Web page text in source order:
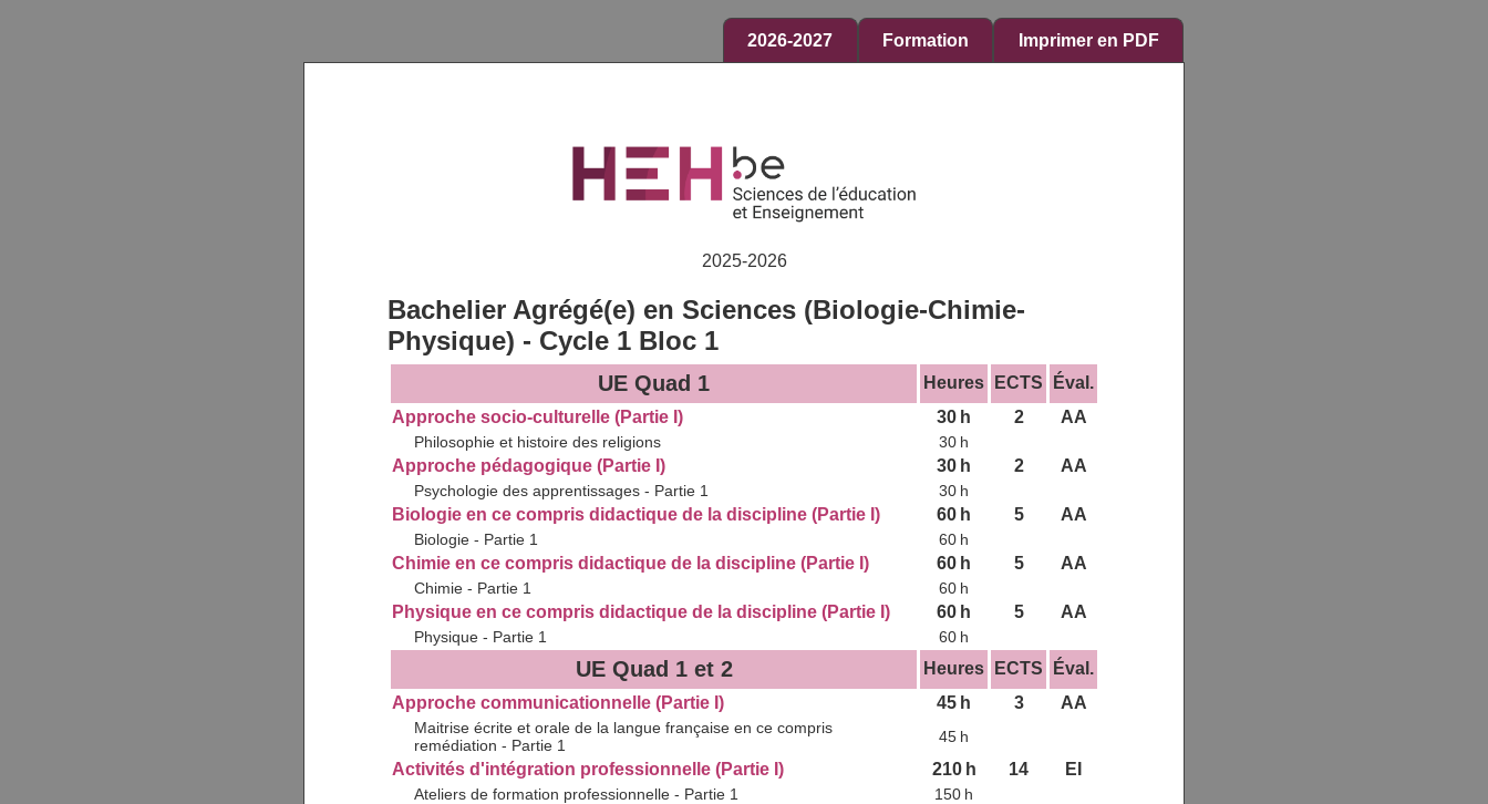
2026-2027 Formation Imprimer en PDF
2025-2026
Bachelier Agrégé(e) en Sciences (Biologie-Chimie-
Physique) - Cycle 1 Bloc 1
UE Quad 1 Heures ECTS
Éval.
Approche socio-culturelle (Partie I)
30 h 2 AA
Philosophie et histoire des religions 30 h
Approche pédagogique (Partie I) 30 h 2 AA
Psychologie des apprentissages - Partie 1 30 h
Biologie en ce compris didactique de la discipline (Partie I) 60 h 5 AA
Biologie - Partie 1 60 h
Chimie en ce compris didactique de la discipline (Partie I) 60 h 5 AA
Chimie - Partie 1 60 h
Physique en ce compris didactique de la discipline (Partie I) 60 h 5 AA
Physique - Partie 1 60 h
UE Quad 1 et 2 Heures ECTS
Éval.
Approche communicationnelle (Partie I)
45 h 3 AA
Maitrise écrite et orale de la langue française en ce compris
remédiation - Partie 1
45 h
Activités d'intégration professionnelle (Partie I) 210 h 14 EI
Ateliers de formation professionnelle - Partie 1
150 h